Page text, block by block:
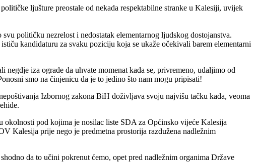
ljušture preostale od nekada respektabilne stranke u Kalesiji, uvijek
političku nezrelost i nedostatak elementarnog ljudskog dostojanstva.
kandidaturu za svaku poziciju koja se ukaže očekivali barem elementarni
iza ograde da uhvate momenat kada se, privremeno, udaljimo od
smo na činjenicu da je to jedino što nam mogu pripisati!
Izbornog zakona BiH doživljava svoju najvišu tačku kada, veoma
okolnosti pod kojima je nosilac liste SDA za Općinsko vijeće Kalesija
Kalesija prije nego je predmetna prostorija razdužena nadležnim
da to učini pokrenut ćemo, opet pred nadležnim organima Države